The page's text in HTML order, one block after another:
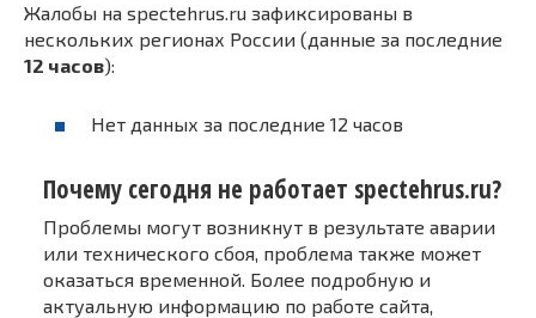
Жалобы на spectehrus.ru зафиксированы в
нескольких регионах России (данные за последние
12 часов):
Нет данных за последние 12 часов
Почему сегодня не работает spectehrus.ru?
Проблемы могут возникнут в результате аварии
или технического сбоя, проблема также может
оказаться временной. Более подробную и
актуальную информацию по работе сайта,